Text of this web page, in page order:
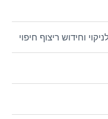
וחידוש ריצוף חיפוי